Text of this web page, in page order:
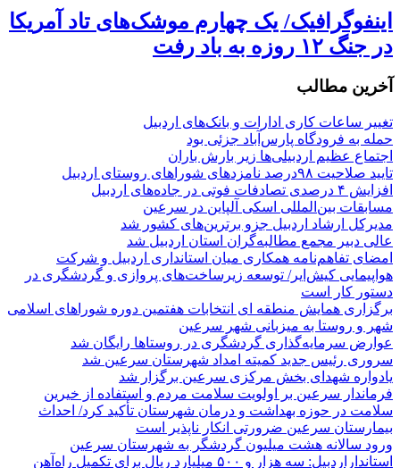
اینفوگرافیک/ یک چهارم موشک‌های تاد آمریکا
در جنگ ۱۲ روزه به باد رفت
آخرین مطالب
تغییر ساعات کاری ادارات و بانک‌های اردبیل
حمله به فرودگاه پارس‌‌آباد جزئی بود
اجتماع عظیم اردبیلی‌ها زیر بارش باران
تایید صلاحیت ۹۸درصد نامزدهای شوراهای روستای اردبیل
افزایش ۴ درصدی تصادفات فوتی در جاده‌های اردبیل
مسابقات بین‌المللی اسکی آلپاین در سرعین
مدیرکل ارشاد اردبیل جزو برترین‌های کشور شد
عالی دبیر مجمع مطالبه‌گران استان اردبیل شد
امضای تفاهم‌نامه همکاری میان استانداری اردبیل و شرکت
هواپیمایی کیش‌ایر/ توسعه زیرساخت‌های پروازی و گردشگری در
دستور کار است
برگزاری همایش منطقه ای انتخابات هفتمین دوره شوراهای اسلامی
شهر و روستا به میزبانی شهر سرعین
عوارض سرمایه‌گذاری گردشگری در روستاها رایگان شد
سروری رئیس جدید کمیته امداد شهرستان سرعین شد
یادواره شهدای بخش مرکزی سرعین برگزار شد
فرماندار سرعین بر اولویت سلامت مردم و استفاده از خیرین
سلامت در حوزه بهداشت و درمان شهرستان تأکید کرد/ احداث
بیمارستان سرعین ضرورتی انکار ناپذیر است
ورود سالانه هشت میلیون گردشگر به شهرستان سرعین
استانداراردبیل: سه هزار و ۵۰۰ میلیارد ریال برای تکمیل راه‌آهن